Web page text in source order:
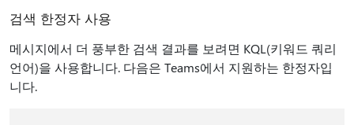
검색 한정자 사용
메시지에서 더 풍부한 검색 결과를 보려면 KQL(키워드 쿼리
언어)을 사용합니다. 다음은 Teams에서 지원하는 한정자입
니다.